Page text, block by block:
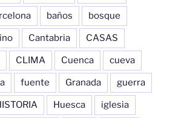
baños bosque
Cantabria CASAS
CLIMA Cuenca cueva
fuente Granada guerra
Huesca iglesia